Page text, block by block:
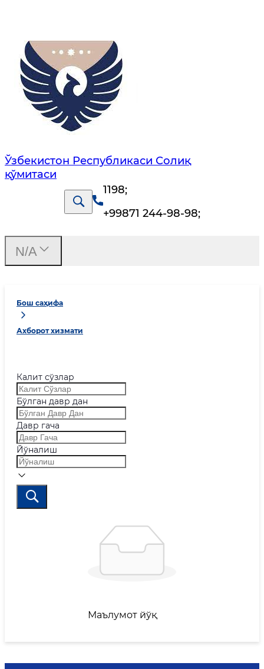
Ўзбекистон Республикаси Солиқ
қўмитаси
1198;
+99871 244-98-98;
Бош саҳифа
Ахборот хизмати
Калит сўзлар
Бўлган давр дан
Давр гача
Йўналиш
Маълумот йўқ
N/A